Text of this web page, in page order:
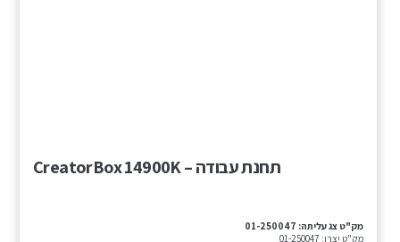
תחנת עבודה – CreatorBox 14900K
מק"ט צג עליתה: 01-250047
מק"ט יצרן: 01-250047